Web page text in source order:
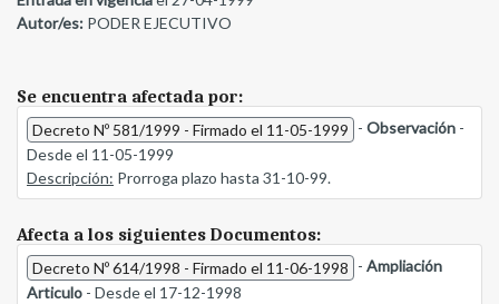
Autor/es: PODER EJECUTIVO
Se encuentra afectada por:
Decreto Nº 581/1999 - Firmado el 11-05-1999 - Observación -
Desde el 11-05-1999
Descripción: Prorroga plazo hasta 31-10-99.
Afecta a los siguientes Documentos:
Decreto Nº 614/1998 - Firmado el 11-06-1998 - Ampliación
Articulo - Desde el 17-12-1998